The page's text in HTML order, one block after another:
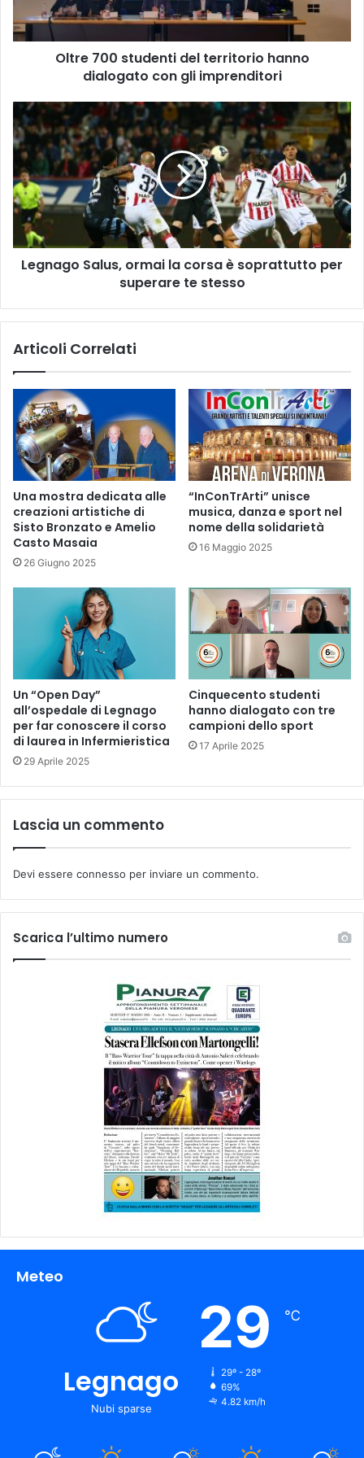
dialogato
con
gli
imprenditoriOltre 700 studenti del territorio hanno
dialogato con gli imprenditori
Legnago
Salus,
ormai
corsa
è
soprattutto
per
superare
teLegnago Salus, ormai la corsa è soprattutto per
superare te stesso
Articoli Correlati
Una mostra dedicata alle
creazioni artistiche di
Sisto Bronzato e Amelio
Casto Masaia
26 Giugno 2025
“InConTrArti” unisce
musica, danza e sport nel
nome della solidarietà
16 Maggio 2025
Un “Open Day”
all’ospedale di Legnago
per far conoscere il corso
di laurea in Infermieristica
29 Aprile 2025
Cinquecento studenti
hanno dialogato con tre
campioni dello sport
17 Aprile 2025
Lascia un commento
Devi essere connesso per inviare un commento.
Scarica l’ultimo numero
Meteo
Legnago
Nubi sparse
29 ℃
29º - 28º
69%
4.82 km/h